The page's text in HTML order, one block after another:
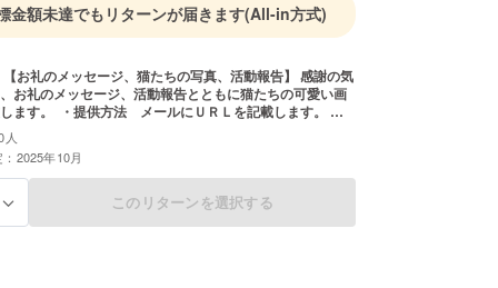
金額未達でもリターンが届きます(All-in方式)
お礼のメッセージ、猫たちの写真、活動報告】 感謝の気
お礼のメッセージ、活動報告とともに猫たちの可愛い画
ます。 ︎︎︎ ・提供方法 メールにＵＲＬを記載します。
プランＡ〜Ｄに共通です。
2025年10月
このリターンを選択する